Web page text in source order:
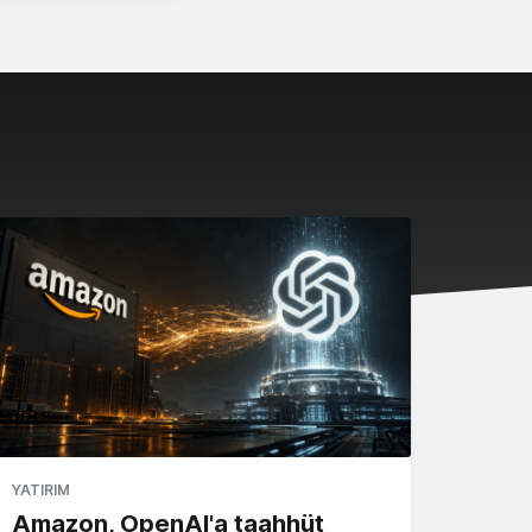
YATIRIM
Amazon, OpenAI'a taahhüt